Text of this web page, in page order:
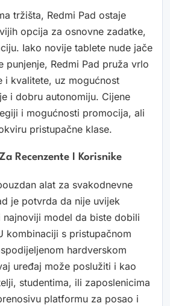
tržišta, Redmi Pad ostaje
opcija za osnovne zadatke,
Iako novije tablete nude jače
punjenje, Redmi Pad pruža vrlo
i kvalitete, uz mogućnost
i dobru autonomiju. Cijene
i mogućnosti promocija, ali
pristupačne klase.
Recenzente I Korisnike
alat za svakodnevne
je potvrda da nije uvijek
model da biste dobili
kombinaciji s pristupačnom
hardverskom
uređaj može poslužiti i kao
studentima, ili zaposlenicima
platformu za posao i